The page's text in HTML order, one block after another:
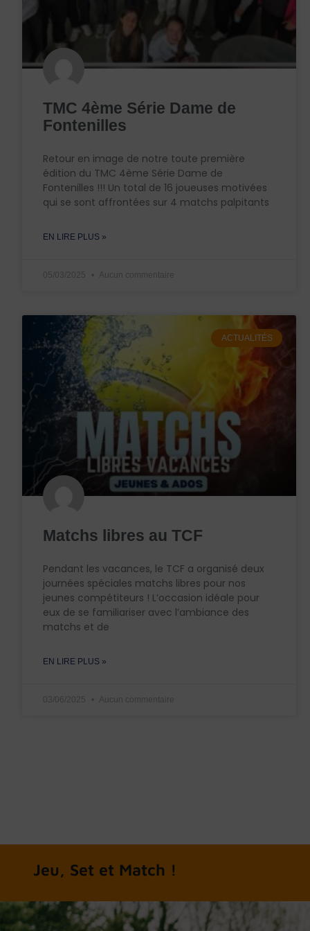
TMC 4ème Série Dame de
Fontenilles
Retour en image de notre toute première
édition du TMC 4ème Série Dame de
Fontenilles !!! Un total de 16 joueuses motivées
qui se sont affrontées sur 4 matchs palpitants
EN LIRE PLUS »
05/03/2025 Aucun commentaire
ACTUALITÉS
Matchs libres au TCF
Pendant les vacances, le TCF a organisé deux
journées spéciales matchs libres pour nos
jeunes compétiteurs ! L’occasion idéale pour
eux de se familiariser avec l’ambiance des
matchs et de
EN LIRE PLUS »
03/06/2025 Aucun commentaire
A chacun son tennis